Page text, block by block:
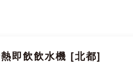
即飲飲水機 [北都]